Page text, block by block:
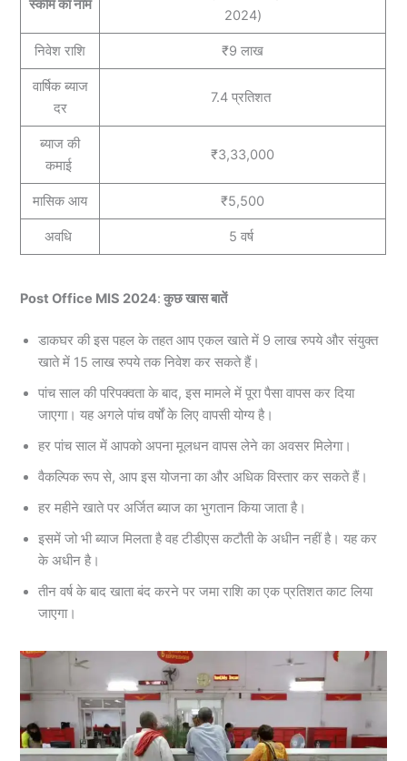
स्कीम का नाम
2024)
निवेश राशि ₹9 लाख
वार्षिक ब्याज
दर
7.4 प्रतिशत
ब्याज की
कमाई
₹3,33,000
मासिक आय ₹5,500
अवधि 5 वर्ष
Post Office MIS 2024: कुछ खास बातें
डाकघर की इस पहल के तहत आप एकल खाते में 9 लाख रुपये और संयुक्त
खाते में 15 लाख रुपये तक निवेश कर सकते हैं।
पांच साल की परिपक्वता के बाद, इस मामले में पूरा पैसा वापस कर दिया
जाएगा। यह अगले पांच वर्षों के लिए वापसी योग्य है।
हर पांच साल में आपको अपना मूलधन वापस लेने का अवसर मिलेगा।
वैकल्पिक रूप से, आप इस योजना का और अधिक विस्तार कर सकते हैं।
हर महीने खाते पर अर्जित ब्याज का भुगतान किया जाता है।
इसमें जो भी ब्याज मिलता है वह टीडीएस कटौती के अधीन नहीं है। यह कर
के अधीन है।
तीन वर्ष के बाद खाता बंद करने पर जमा राशि का एक प्रतिशत काट लिया
जाएगा।